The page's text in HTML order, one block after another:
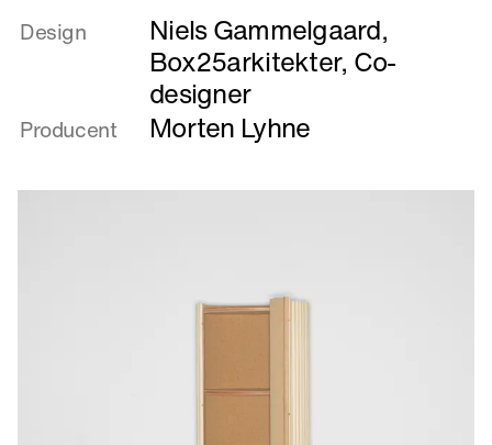
om
Design Niels Gammelgaard,
Box25arkitekter, Co-
designer
Producent Morten Lyhne